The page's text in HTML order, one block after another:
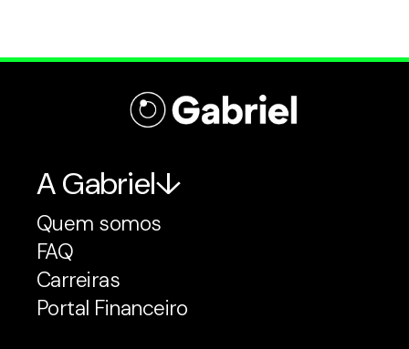
A Gabriel
Quem somos
FAQ
Carreiras
Portal Financeiro